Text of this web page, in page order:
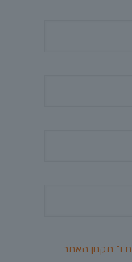
ו־ תקנון האתר